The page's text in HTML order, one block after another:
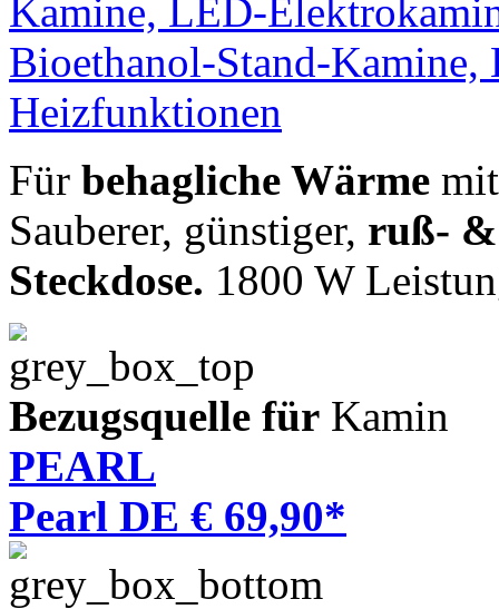
Für behagliche Wärme
Sauberer, günstiger, ruß-
Steckdose. 1800 W
Bezugsquelle für Kamin
PEARL
Pearl DE € 69,90*